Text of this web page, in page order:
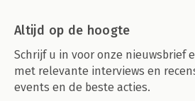
Altijd op de hoogte
Schrijf u in voor onze nieuwsbrief
met relevante interviews en
events en de beste acties.